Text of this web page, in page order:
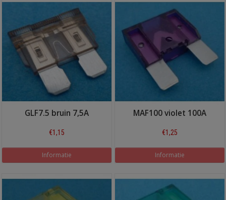
GLF7.5 bruin 7,5A
€1,15
Informatie
MAF100 violet 100A
€1,25
Informatie